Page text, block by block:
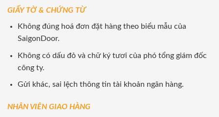
GIẤY TỜ & CHỨNG TỪ
Không đúng hoá đơn đặt hàng theo biểu mẫu của
SaigonDoor.
Không có dấu đỏ và chữ ký tươi của phó tổng giám đốc
công ty.
Gửi khác, sai lệch thông tin tài khoản ngân hàng.
NHÂN VIÊN GIAO HÀNG